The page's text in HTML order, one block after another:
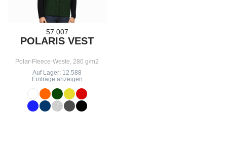
57.007
POLARIS VEST
Polar-Fleece-Weste, 280 g/m2
Auf Lager: 12.588
Einträge anzeigen